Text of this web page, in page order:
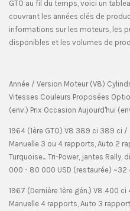
GTO au fil du temps, voici un
couvrant les années clés de
informations sur les moteurs, les
disponibles et les volumes de
Année / Version Moteur (V8)
Vitesses Couleurs Proposées
(env.) Prix Occasion Aujourd'hui
1964 (1ère GTO) V8 389 ci 389 ci
Manuelle 3 ou 4 rapports, Auto 2
Turquoise... Tri-Power, jantes
000 - 80 000 USD (restaurée) ~32
1967 (Dernière 1ère gén.) V8 400
Manuelle 4 rapports, Auto 3